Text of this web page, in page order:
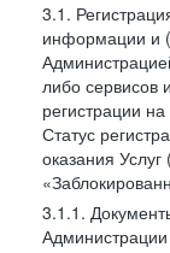
3.1.
информации и
либо сервисов
регистрации
Статус
оказания Услуг (
3.1.1.